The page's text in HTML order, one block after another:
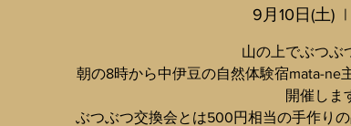
9月10日(土)
  |
山の上でぶつぶ
朝の8時から中伊豆の自然体験宿mata-ne
開催しま
ぶつぶつ交換会とは500円相当の手作り